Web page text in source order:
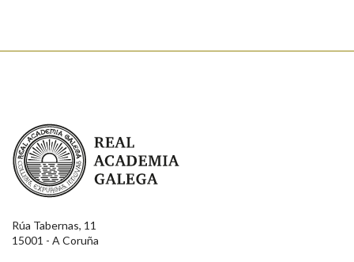
Real Academia Galega
Rúa Tabernas, 11
15001 - A Coruña